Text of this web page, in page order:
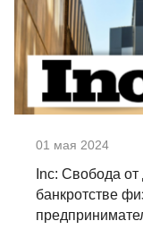
01 мая 2024
Inc: Свобода от
банкротстве